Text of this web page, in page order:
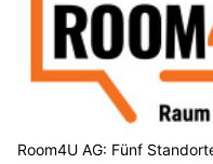
Room4U AG: Fünf